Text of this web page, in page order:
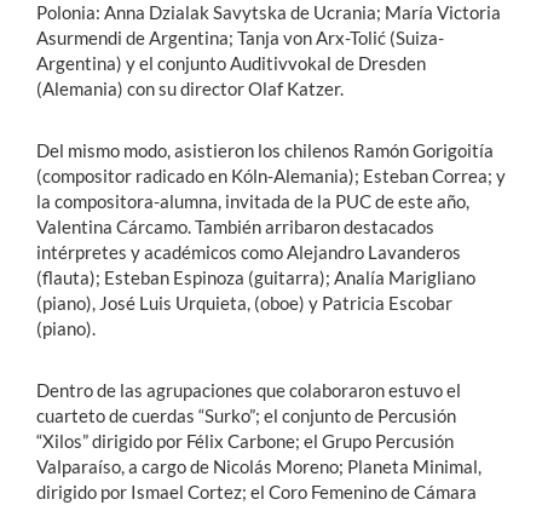
Polonia: Anna Dzialak Savytska de Ucrania; María Victoria
Asurmendi de Argentina; Tanja von Arx-Tolić (Suiza-
Argentina) y el conjunto Auditivvokal de Dresden
(Alemania) con su director Olaf Katzer.
Del mismo modo, asistieron los chilenos Ramón Gorigoitía
(compositor radicado en Kóln-Alemania); Esteban Correa; y
la compositora-alumna, invitada de la PUC de este año,
Valentina Cárcamo. También arribaron destacados
intérpretes y académicos como Alejandro Lavanderos
(flauta); Esteban Espinoza (guitarra); Analía Marigliano
(piano), José Luis Urquieta, (oboe) y Patricia Escobar
(piano).
Dentro de las agrupaciones que colaboraron estuvo el
cuarteto de cuerdas “Surko”; el conjunto de Percusión
“Xilos” dirigido por Félix Carbone; el Grupo Percusión
Valparaíso, a cargo de Nicolás Moreno; Planeta Minimal,
dirigido por Ismael Cortez; el Coro Femenino de Cámara